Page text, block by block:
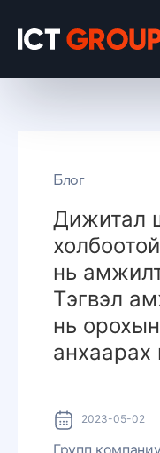
Блог
Дижитал
нь
Тэгвэл
нь
анхаарах
2023-05-02
Групп